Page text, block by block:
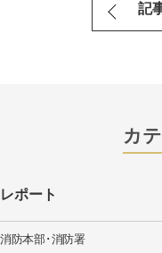
記
カ
レポート
消防本部･消防署